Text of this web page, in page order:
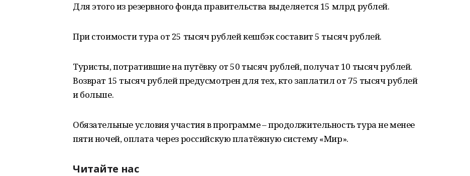
Для этого из резервного фонда правительства выделяется 15 млрд рублей.
При стоимости тура от 25 тысяч рублей кешбэк составит 5 тысяч рублей.
Туристы, потратившие на путёвку от 50 тысяч рублей, получат 10 тысяч рублей.
Возврат 15 тысяч рублей предусмотрен для тех, кто заплатил от 75 тысяч рублей
и больше.
Обязательные условия участия в программе – продолжительность тура не менее
пяти ночей, оплата через российскую платёжную систему «Мир».
Читайте нас